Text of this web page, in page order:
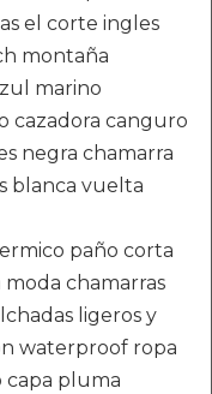
el corte ingles
montaña
marino
cazadora canguro
negra chamarra
blanca vuelta
paño corta
chamarras
ligeros y
waterproof ropa
capa pluma